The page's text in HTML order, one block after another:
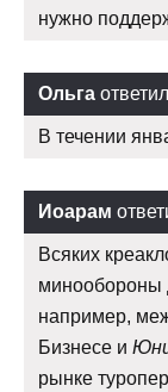
нужно
Ольга
В течении
Иоарам
Всяких
минообороны
например,
Бизнесе и
рынке